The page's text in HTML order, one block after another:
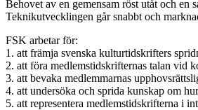
Behovet av en gemensam röst utåt och en
Teknikutvecklingen går snabbt och
FSK arbetar för:
1. att främja svenska kulturtidskrifters
2. att föra medlemstidskrifternas talan vid
3. att bevaka medlemmarnas
4. att undersöka och sprida kunskap om
5. att representera medlemstidskrifterna i